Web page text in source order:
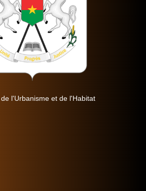
l'Urbanisme et de l'Habitat